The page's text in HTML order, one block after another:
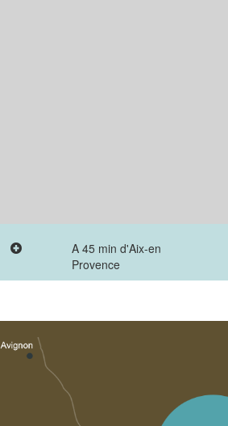
A 45 min d'Aix-en
Provence